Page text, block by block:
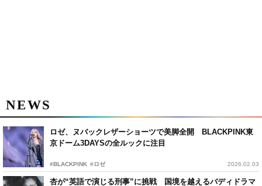
NEWS
ロゼ、ヌバックレザーショーツで美脚全開 BLACKPINK東
京ドーム3DAYSの全ルックに注目
#BLACKPINK #ロゼ 2026.02.03
杏が“英語で演じる刑事”に挑戦 国境を越えるバディドラマ